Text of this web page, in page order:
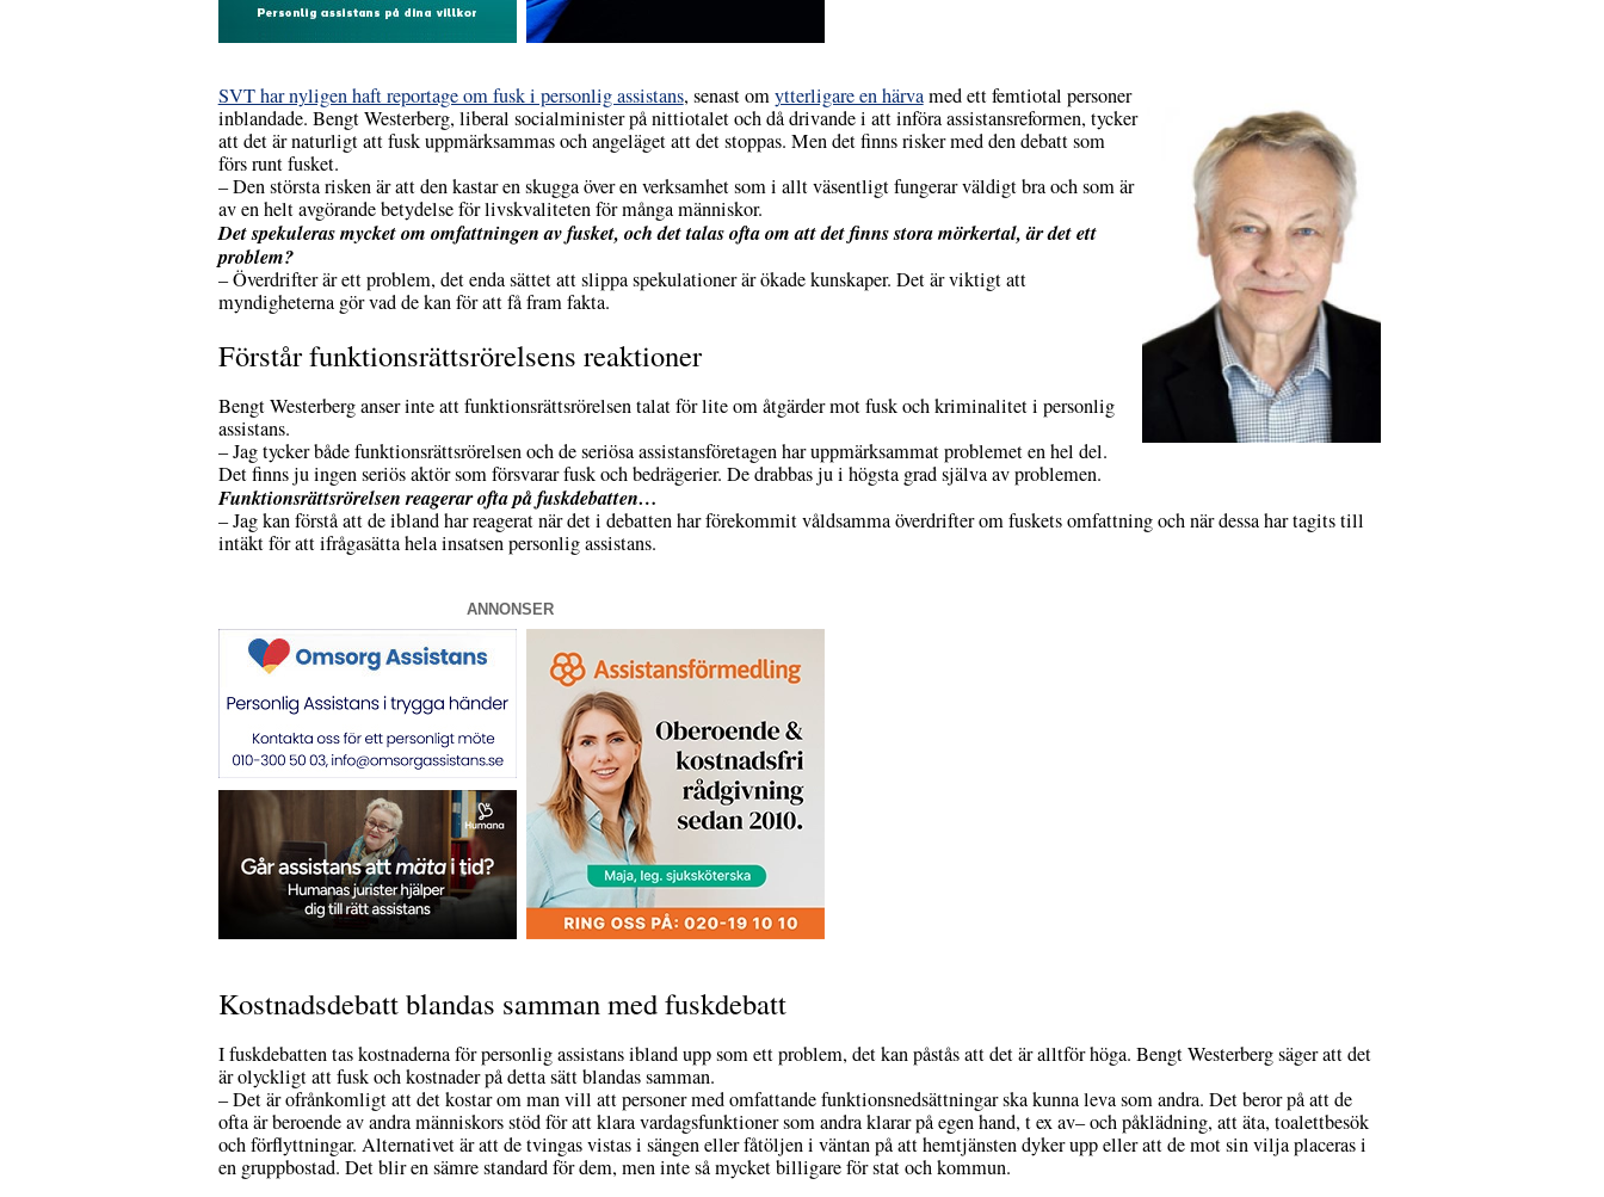
SVT har nyligen haft reportage om fusk i personlig assistans, senast omytterligare en härvamed ett femtiotal personer
inblandade. Bengt Westerberg, liberal socialminister på nittiotalet och då drivande i att införa assistansreformen, tycker
att det är naturligt att fusk uppmärksammas och angeläget att det stoppas. Men det finns risker med den debatt som
förs runt fusket.
– Den största risken är att den kastar en skugga över en verksamhet som i allt väsentligt fungerar väldigt bra och som är
av en helt avgörande betydelse för livskvaliteten för många människor.
Det spekuleras mycket om omfattningen av fusket, och det talas ofta om att det finns stora mörkertal, är det ett
problem?
– Överdrifter är ett problem, det enda sättet att slippa spekulationer är ökade kunskaper. Det är viktigt att
myndigheterna gör vad de kan för att få fram fakta.
Förstår funktionsrättsrörelsens reaktioner
Bengt Westerberg anser inte att funktionsrättsrörelsen talat för lite om åtgärder mot fusk och kriminalitet i personlig
assistans.
– Jag tycker både funktionsrättsrörelsen och de seriösa assistansföretagen har uppmärksammat problemet en hel del.
Det finns ju ingen seriös aktör som försvarar fusk och bedrägerier. De drabbas ju i högsta grad själva av problemen.
Funktionsrättsrörelsen reagerar ofta på fuskdebatten…
– Jag kan förstå att de ibland har reagerat när det i debatten har förekommit våldsamma överdrifter om fuskets omfattning och när dessa har tagits till
intäkt för att ifrågasätta hela insatsen personlig assistans.
ANNONSER
Kostnadsdebatt blandas samman med fuskdebatt
I fuskdebatten tas kostnaderna för personlig assistans ibland upp som ett problem, det kan påstås att det är alltför höga. Bengt Westerberg säger att det
är olyckligt att fusk och kostnader på detta sätt blandas samman.
– Det är ofrånkomligt att det kostar om man vill att personer med omfattande funktionsnedsättningar ska kunna leva som andra. Det beror på att de
ofta är beroende av andra människors stöd för att klara vardagsfunktioner som andra klarar på egen hand, t ex av– och påklädning, att äta, toalettbesök
och förflyttningar. Alternativet är att de tvingas vistas i sängen eller fåtöljen i väntan på att hemtjänsten dyker upp eller att de mot sin vilja placeras i
en gruppbostad. Det blir en sämre standard för dem, men inte så mycket billigare för stat och kommun.